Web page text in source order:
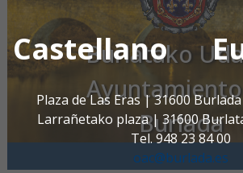
Castellano
Plaza de Las Eras | 31600 Burlada
Larrañetako plaza | 31600
Tel. 948 23 84 00
oac@burlada.es
Burlatako
Burlada